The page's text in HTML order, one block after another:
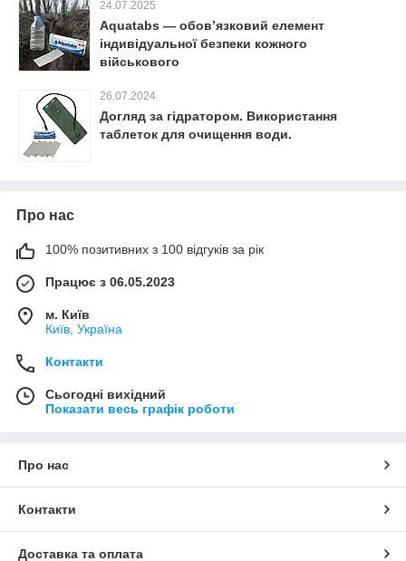
24.07.2025
Aquatabs — обов’язковий елемент
індивідуальної безпеки кожного
військового
26.07.2024
Догляд за гідратором. Використання
таблеток для очищення води.
Про нас
100% позитивних з 100 відгуків за рік
Працює з 06.05.2023
м. Київ
Київ, Україна
Контакти
Сьогодні вихідний
Показати весь графік роботи
Про нас
Контакти
Доставка та оплата